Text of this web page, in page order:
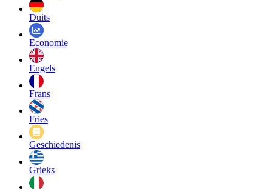
Duits
Economie
Engels
Frans
Fries
Geschiedenis
Grieks